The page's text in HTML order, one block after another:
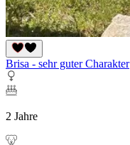
Brisa - sehr guter Charakter
2 Jahre